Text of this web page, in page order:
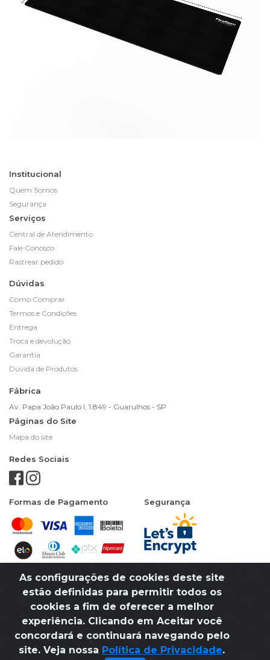
Institucional
Quem Somos
Segurança
Serviços
Central de Atendimento
Fale Conosco
Rastrear pedido
Dúvidas
Como Comprar
Termos e Condições
Entrega
Troca e devolução
Garantia
Dúvida de Produtos
Fábrica
Av. Papa João Paulo I, 1.849 - Guarulhos - SP
Páginas do Site
Mapa do site
Redes Sociais
Formas de Pagamento Segurança
CNPJ: 49.058.654/0001-65
As configurações de cookies deste site
estão definidas para permitir todos os
cookies a fim de oferecer a melhor
experiência. Clicando em Aceitar você
concordará e continuará navegando pelo
site. Veja nossa Política de Privacidade.